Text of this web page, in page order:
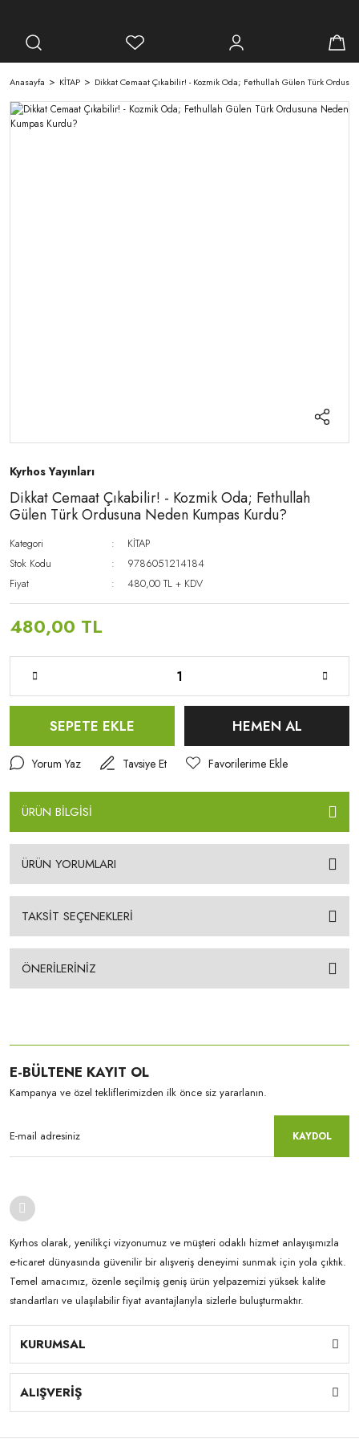
Anasayfa KİTAP Dikkat Cemaat Çıkabilir! - Kozmik Oda; Fethullah Gülen Türk
Kyrhos Yayınları
Dikkat Cemaat Çıkabilir! - Kozmik Oda; Fethullah
Gülen Türk Ordusuna Neden Kumpas Kurdu?
Kategori
KİTAP
Stok Kodu
9786051214184
Fiyat
480,00 TL + KDV
480,00 TL
SEPETE EKLE HEMEN AL
Yorum Yaz Tavsiye Et
ÜRÜN BİLGİSİ
ÜRÜN YORUMLARI
TAKSİT SEÇENEKLERİ
ÖNERİLERİNİZ
E-BÜLTENE KAYIT OL
Kampanya ve özel tekliflerimizden ilk önce siz yararlanın.
KAYDOL
Kyrhos olarak, yenilikçi vizyonumuz ve müşteri odaklı hizmet anlayışımızla
e-ticaret dünyasında güvenilir bir alışveriş deneyimi sunmak için yola çıktık.
Temel amacımız, özenle seçilmiş geniş ürün yelpazemizi yüksek kalite
standartları ve ulaşılabilir fiyat avantajlarıyla sizlerle buluşturmaktır.
KURUMSAL
ALIŞVERİŞ